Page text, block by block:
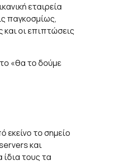
εταιρεία
παγκοσμίως,
και οι επιπτώσεις
«θα το δούμε
εκείνο το σημείο
και
τους τα